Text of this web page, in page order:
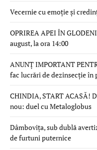
Vecernie cu emoție și
OPRIREA APEI ÎN
august, la ora 14:00
ANUNȚ IMPORTANT
fac lucrări de dezinsecție în
CHINDIA, START ACASĂ!
nou: duel cu Metaloglobus
Dâmbovița, sub dublă
de furtuni puternice